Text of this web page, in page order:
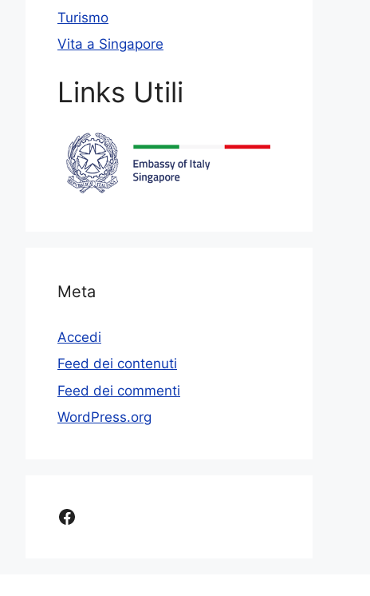
Turismo
Vita a Singapore
Links Utili
Meta
Accedi
Feed dei contenuti
Feed dei commenti
WordPress.org
Facebook